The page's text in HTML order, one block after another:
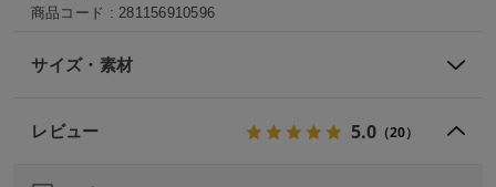
商品コード :281156910596
サイズ・素材
レビュー 5.0 （20）